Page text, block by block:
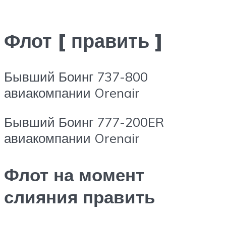
Флот [ править ]
Бывший Боинг 737-800
авиакомпании Orenair
Бывший Боинг 777-200ER
авиакомпании Orenair
Флот на момент
слияния править